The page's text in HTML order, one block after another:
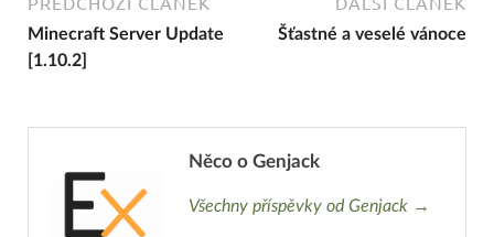
Minecraft Server Update
[1.10.2]
Šťastné a veselé vánoce
Něco o Genjack
Všechny příspěvky od Genjack →